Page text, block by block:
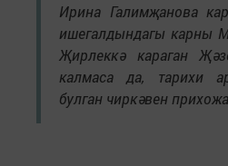
Ирина Галимҗанова
ишегалдындагы карны
Җирлеккә караган
калмаса да, тарихи
булган чиркәвен